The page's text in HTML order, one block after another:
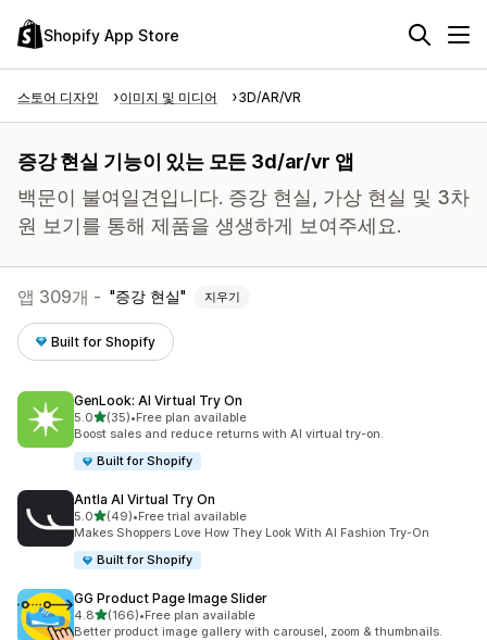
Shopify App Store
스토어 디자인 이미지 및 미디어 3D/AR/VR
증강 현실 기능이 있는 모든 3d/ar/vr 앱
백문이 불여일견입니다. 증강 현실, 가상 현실 및 3차
원 보기를 통해 제품을 생생하게 보여주세요.
앱 309개 - 증강 현실 지우기
Built for Shopify
GenLook: AI Virtual Try On
5.0별 5개 중
(35)
총 리뷰 35개
•Free plan available
Boost sales and reduce returns with AI virtual try-on.
Built for Shopify
Antla AI Virtual Try On
5.0별 5개 중
(49)
총 리뷰 49개
•Free trial available
Makes Shoppers Love How They Look With AI Fashion Try-On
Built for Shopify
GG Product Page Image Slider
4.8별 5개 중
(166)
총 리뷰 166개
•Free plan available
Better product image gallery with carousel, zoom & thumbnails.